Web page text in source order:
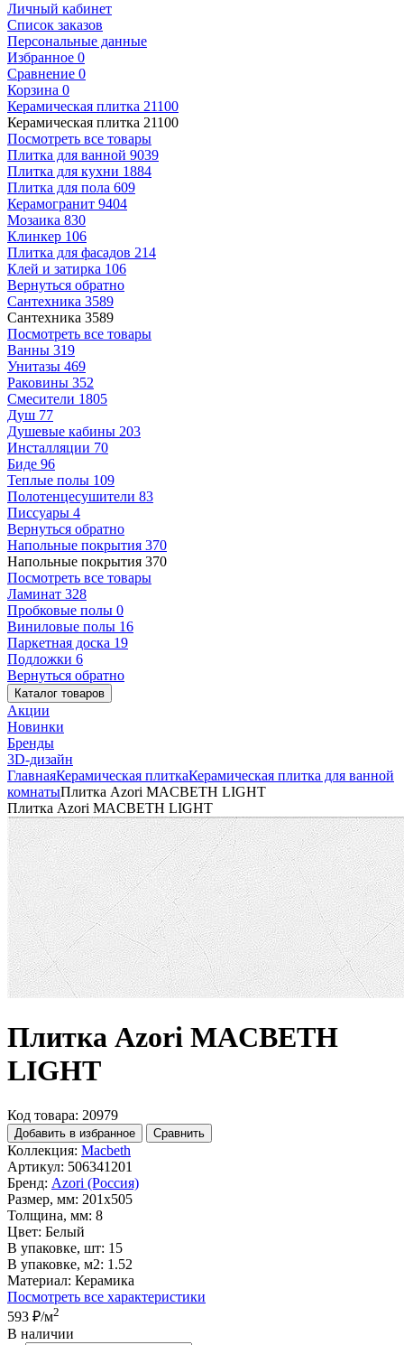
Личный кабинет
Список заказов
Персональные данные
Избранное 0
Сравнение 0
Корзина 0
Керамическая плитка 21100
Керамическая плитка 21100
Посмотреть все товары
Плитка для ванной 9039
Плитка для кухни 1884
Плитка для пола 609
Керамогранит 9404
Мозаика 830
Клинкер 106
Плитка для фасадов 214
Клей и затирка 106
Вернуться обратно
Сантехника 3589
Сантехника 3589
Посмотреть все товары
Ванны 319
Унитазы 469
Раковины 352
Смесители 1805
Душ 77
Душевые кабины 203
Инсталляции 70
Биде 96
Теплые полы 109
Полотенцесушители 83
Писсуары 4
Вернуться обратно
Напольные покрытия 370
Напольные покрытия 370
Посмотреть все товары
Ламинат 328
Пробковые полы 0
Виниловые полы 16
Паркетная доска 19
Подложки 6
Вернуться обратно
Каталог товаров
Акции
Новинки
Бренды
3D-дизайн
ГлавнаяКерамическая плиткаКерамическая плитка для ванной
комнатыПлитка Azori MACBETH LIGHT
Плитка Azori MACBETH LIGHT
Плитка Azori MACBETH
LIGHT
Код товара: 20979
Добавить в избранное Сравнить
Коллекция: Macbeth
Артикул: 506341201
Бренд: Azori (Россия)
Размер, мм: 201x505
Толщина, мм: 8
Цвет: Белый
В упаковке, шт: 15
В упаковке, м2: 1.52
Материал: Керамика
Посмотреть все характеристики
593 ₽/м2
В наличии